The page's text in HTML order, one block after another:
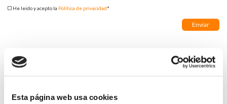
Esta página web usa cookies
He leido y acepto la Política de privacidad*
DESTACADAS
LABOR DE LOS TUTORES DE RESIDENTES